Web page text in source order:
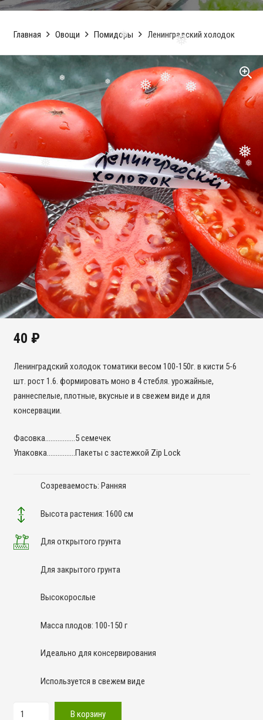
❅
❅
❅
❅
❅
❅ ❅
❅
❅
❅
❅
Главная Овощи Помидоры Ленинградский холодок
40 ₽
Ленинградский холодок томатики весом 100-150г. в кисти 5-6
шт. рост 1.6. формировать моно в 4 стебля. урожайные,
раннеспелые, плотные, вкусные и в свежем виде и для
консервации.
Фасовка……………..5 семечек
Упаковка…………….Пакеты с застежкой Zip Lock
Созреваемость: Ранняя
Высота растения: 1600 см
Для открытого грунта
Для закрытого грунта
Высокорослые
Масса плодов: 100-150 г
Идеально для консервирования
Используется в свежем виде
Количество
В корзину